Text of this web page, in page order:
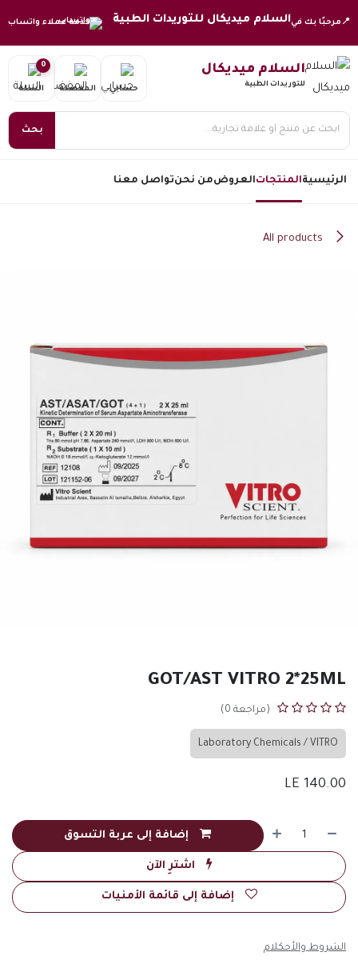
📍 مرحبًا بك فيالسلام ميديكال للتوريدات الطبية خدمة عملاء واتساب
السلام ميديكال
للتوريدات الطبية
بحث
حسابي المفضلة
0
السلة
الرئيسيةالمنتجاتالعروضمن نحنتواصل معنا
All products
GOT/AST VITRO 2*25ML
(مراجعة 0)
Laboratory Chemicals / VITRO
140.00
إضافة إلى عربة التسوق
اشترِ الآن
إضافة إلى قائمة الأمنيات
الشروط والأحكلام